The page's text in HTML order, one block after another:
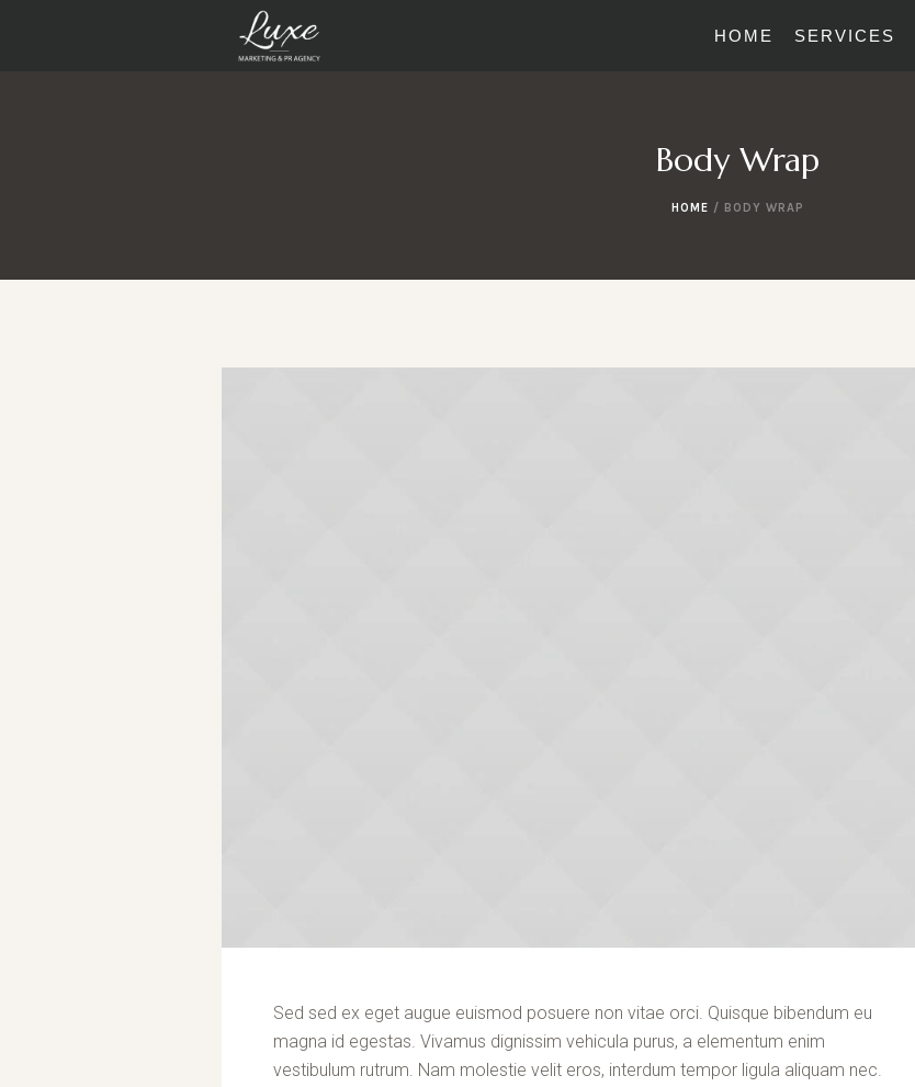
HOME SERVICES
Body Wrap
HOME / BODY WRAP
Sed sed ex eget augue euismod posuere non vitae orci. Quisque bibendum eu
magna id egestas. Vivamus dignissim vehicula purus, a elementum enim
vestibulum rutrum. Nam molestie velit eros, interdum tempor ligula aliquam nec.